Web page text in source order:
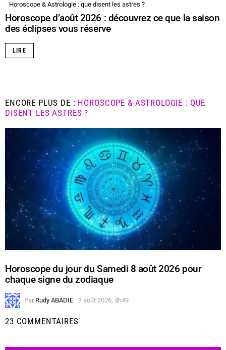
Horoscope & Astrologie : que disent les astres ?
Horoscope d’août 2026 : découvrez ce que la saison
des éclipses vous réserve
LIRE
ENCORE PLUS DE : HOROSCOPE & ASTROLOGIE : QUE
DISENT LES ASTRES ?
Horoscope du jour du Samedi 8 août 2026 pour
chaque signe du zodiaque
Par Rudy ABADIE 7 août 2026, 4h49
23 COMMENTAIRES